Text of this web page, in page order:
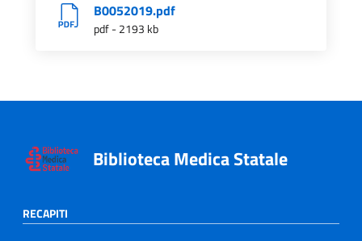
B0052019.pdf
pdf - 2193 kb
Biblioteca Medica Statale
RECAPITI